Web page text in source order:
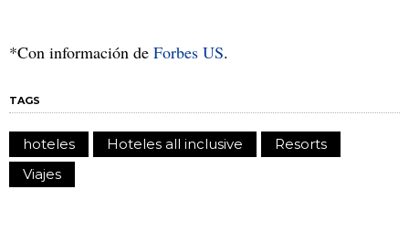
*Con información de Forbes US.
TAGS
hoteles Hoteles all inclusive
Resorts
Viajes